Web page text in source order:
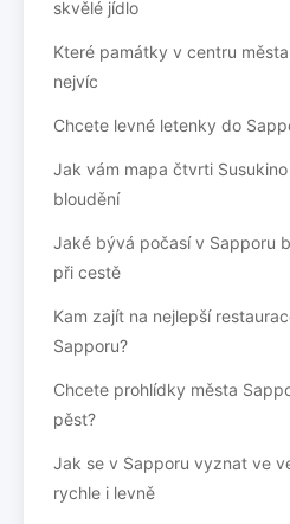
skvělé jídlo
Které památky v centru
nejvíc
Chcete levné letenky do
Jak vám mapa čtvrti
bloudění
Jaké bývá počasí v Sapporu
při cestě
Kam zajít na nejlepší
Sapporu?
Chcete prohlídky města
pěst?
Jak se v Sapporu vyznat ve
rychle i levně